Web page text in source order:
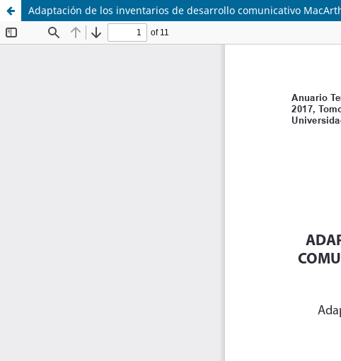
Adaptación de los inventarios de desarrollo comunicativo